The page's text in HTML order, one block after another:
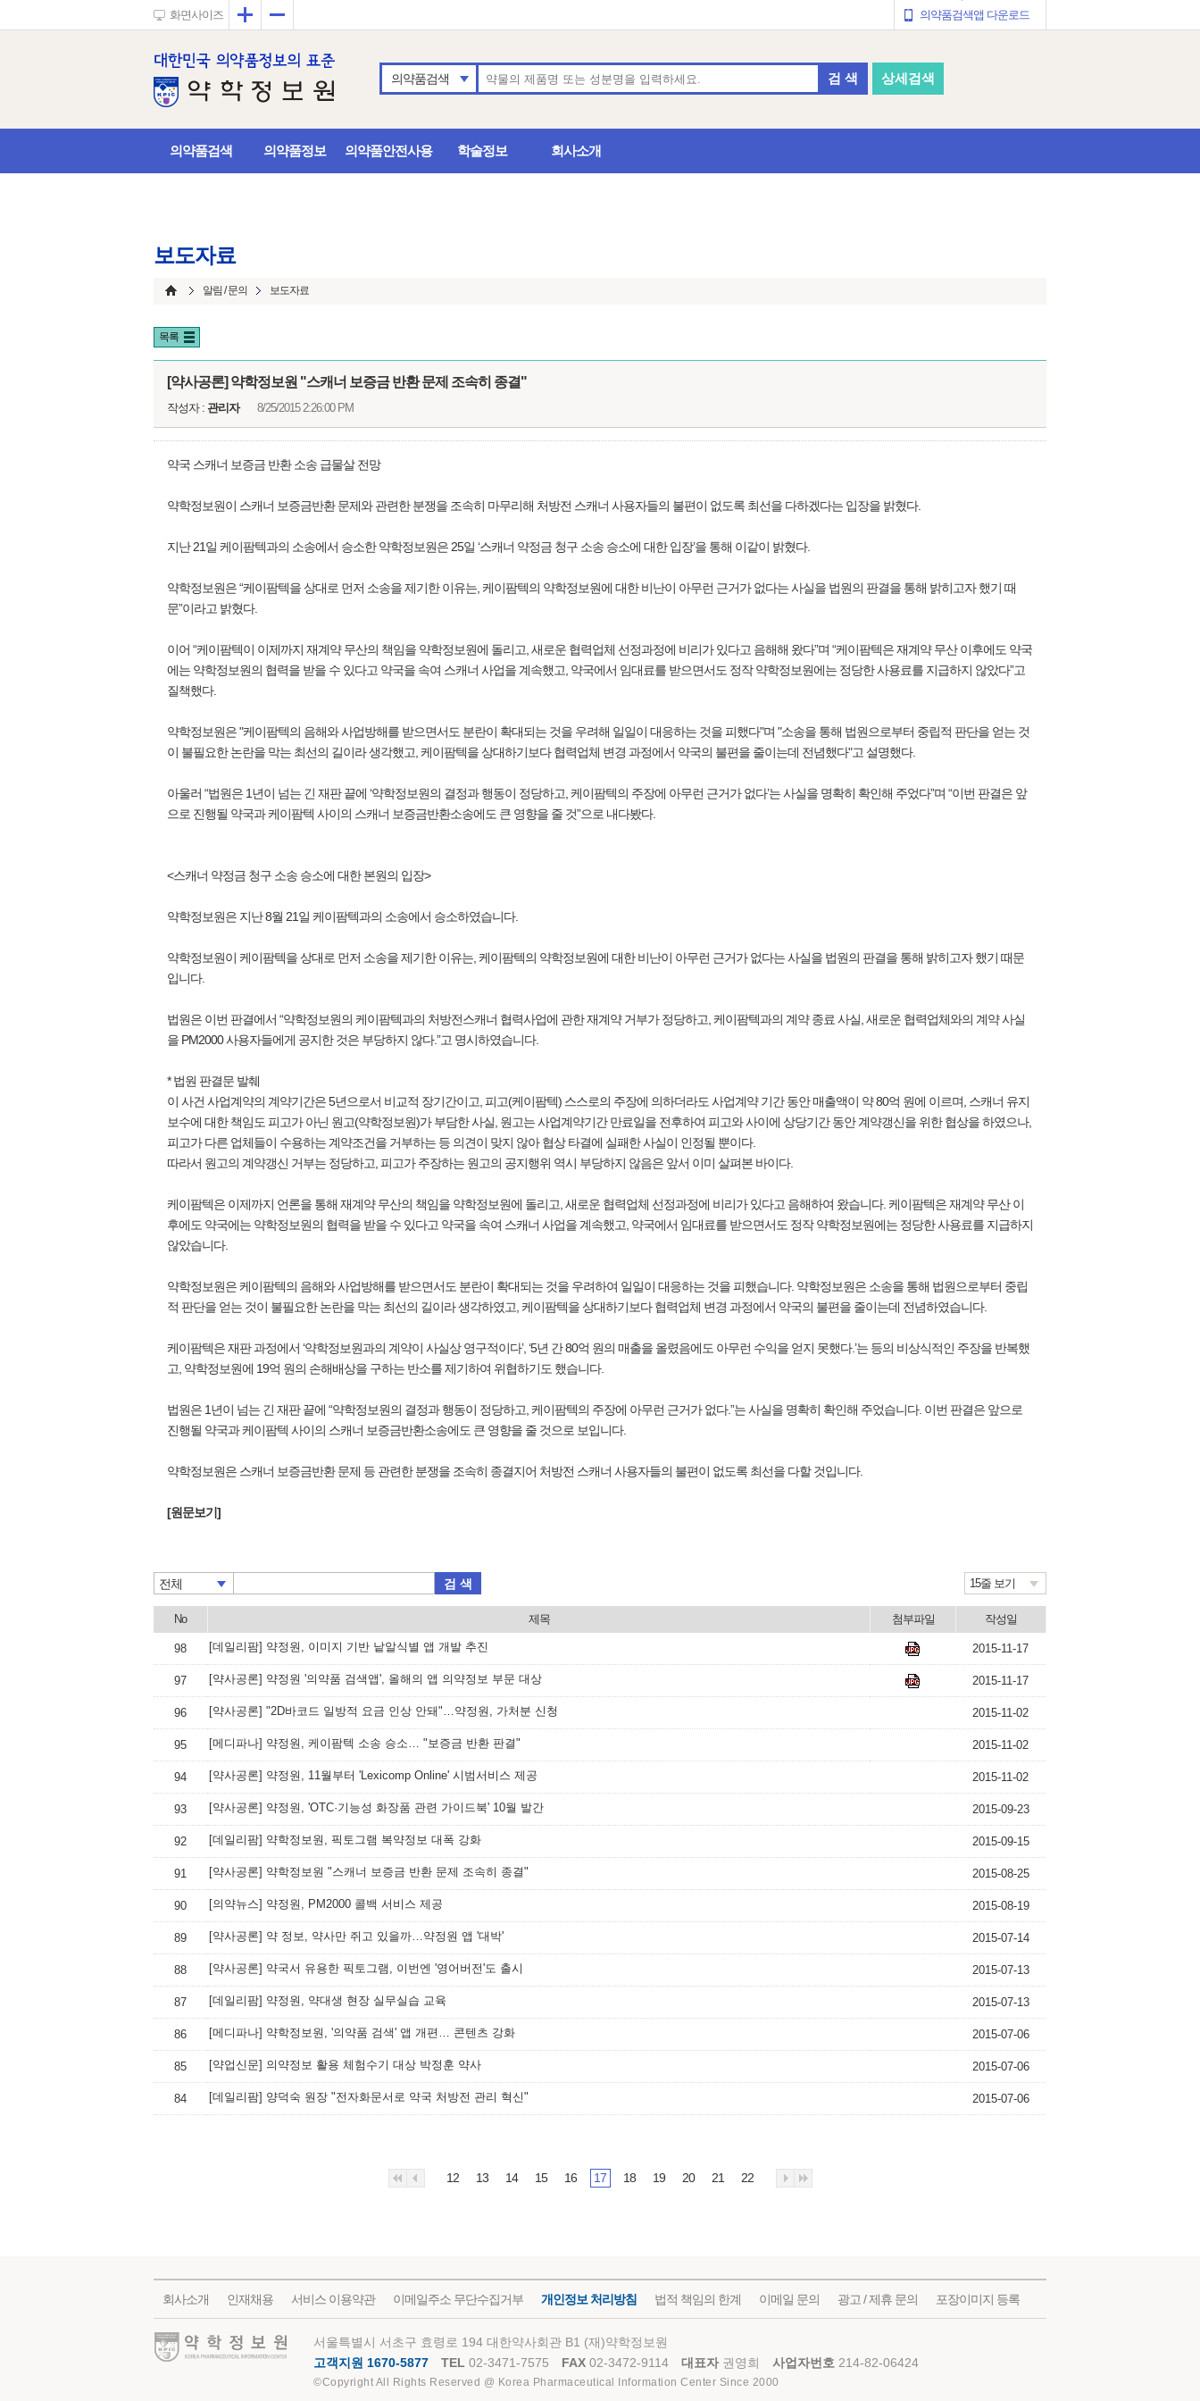
화면사이즈 확대 의약품검색앱 다운로드
의약품검색 검 색 상세검색
의약품검색 의약품정보 의약품안전사용 학술정보 회사소개
보도자료
알림 / 문의 보도자료
목록
[약사공론] 약학정보원 "스캐너 보증금 반환 문제 조속히 종결"
작성자 : 관리자 8/25/2015 2:26:00 PM
약국 스캐너 보증금 반환 소송 급물살 전망
약학정보원이 스캐너 보증금반환 문제와 관련한 분쟁을 조속히 마무리해 처방전 스캐너 사용자들의 불편이 없도록 최선을 다하겠다는 입장을 밝혔다.
지난 21일 케이팜텍과의 소송에서 승소한 약학정보원은 25일 ‘스캐너 약정금 청구 소송 승소에 대한 입장’을 통해 이같이 밝혔다.
약학정보원은 “케이팜텍을 상대로 먼저 소송을 제기한 이유는, 케이팜텍의 약학정보원에 대한 비난이 아무런 근거가 없다는 사실을 법원의 판결을 통해 밝히고자 했기 때
문”이라고 밝혔다.
이어 “케이팜텍이 이제까지 재계약 무산의 책임을 약학정보원에 돌리고, 새로운 협력업체 선정과정에 비리가 있다고 음해해 왔다”며 “케이팜텍은 재계약 무산 이후에도 약국
에는 약학정보원의 협력을 받을 수 있다고 약국을 속여 스캐너 사업을 계속했고, 약국에서 임대료를 받으면서도 정작 약학정보원에는 정당한 사용료를 지급하지 않았다”고
질책했다.
약학정보원은 "케이팜텍의 음해와 사업방해를 받으면서도 분란이 확대되는 것을 우려해 일일이 대응하는 것을 피했다"며 "소송을 통해 법원으로부터 중립적 판단을 얻는 것
이 불필요한 논란을 막는 최선의 길이라 생각했고, 케이팜텍을 상대하기보다 협력업체 변경 과정에서 약국의 불편을 줄이는데 전념했다"고 설명했다.
아울러 “법원은 1년이 넘는 긴 재판 끝에 ‘약학정보원의 결정과 행동이 정당하고, 케이팜텍의 주장에 아무런 근거가 없다’는 사실을 명확히 확인해 주었다”며 “이번 판결은 앞
으로 진행될 약국과 케이팜텍 사이의 스캐너 보증금반환소송에도 큰 영향을 줄 것”으로 내다봤다.
<스캐너 약정금 청구 소송 승소에 대한 본원의 입장>
약학정보원은 지난 8월 21일 케이팜텍과의 소송에서 승소하였습니다.
약학정보원이 케이팜텍을 상대로 먼저 소송을 제기한 이유는, 케이팜텍의 약학정보원에 대한 비난이 아무런 근거가 없다는 사실을 법원의 판결을 통해 밝히고자 했기 때문
입니다.
법원은 이번 판결에서 “약학정보원의 케이팜텍과의 처방전스캐너 협력사업에 관한 재계약 거부가 정당하고, 케이팜텍과의 계약 종료 사실, 새로운 협력업체와의 계약 사실
을 PM2000 사용자들에게 공지한 것은 부당하지 않다.”고 명시하였습니다.
* 법원 판결문 발췌
이 사건 사업계약의 계약기간은 5년으로서 비교적 장기간이고, 피고(케이팜텍) 스스로의 주장에 의하더라도 사업계약 기간 동안 매출액이 약 80억 원에 이르며, 스캐너 유지
보수에 대한 책임도 피고가 아닌 원고(약학정보원)가 부담한 사실, 원고는 사업계약기간 만료일을 전후하여 피고와 사이에 상당기간 동안 계약갱신을 위한 협상을 하였으나,
피고가 다른 업체들이 수용하는 계약조건을 거부하는 등 의견이 맞지 않아 협상 타결에 실패한 사실이 인정될 뿐이다.
따라서 원고의 계약갱신 거부는 정당하고, 피고가 주장하는 원고의 공지행위 역시 부당하지 않음은 앞서 이미 살펴본 바이다.
케이팜텍은 이제까지 언론을 통해 재계약 무산의 책임을 약학정보원에 돌리고, 새로운 협력업체 선정과정에 비리가 있다고 음해하여 왔습니다. 케이팜텍은 재계약 무산 이
후에도 약국에는 약학정보원의 협력을 받을 수 있다고 약국을 속여 스캐너 사업을 계속했고, 약국에서 임대료를 받으면서도 정작 약학정보원에는 정당한 사용료를 지급하지
않았습니다.
약학정보원은 케이팜텍의 음해와 사업방해를 받으면서도 분란이 확대되는 것을 우려하여 일일이 대응하는 것을 피했습니다. 약학정보원은 소송을 통해 법원으로부터 중립
적 판단을 얻는 것이 불필요한 논란을 막는 최선의 길이라 생각하였고, 케이팜텍을 상대하기보다 협력업체 변경 과정에서 약국의 불편을 줄이는데 전념하였습니다.
케이팜텍은 재판 과정에서 ‘약학정보원과의 계약이 사실상 영구적이다’, ‘5년 간 80억 원의 매출을 올렸음에도 아무런 수익을 얻지 못했다.’는 등의 비상식적인 주장을 반복했
고, 약학정보원에 19억 원의 손해배상을 구하는 반소를 제기하여 위협하기도 했습니다.
법원은 1년이 넘는 긴 재판 끝에 “약학정보원의 결정과 행동이 정당하고, 케이팜텍의 주장에 아무런 근거가 없다.”는 사실을 명확히 확인해 주었습니다. 이번 판결은 앞으로
진행될 약국과 케이팜텍 사이의 스캐너 보증금반환소송에도 큰 영향을 줄 것으로 보입니다.
약학정보원은 스캐너 보증금반환 문제 등 관련한 분쟁을 조속히 종결지어 처방전 스캐너 사용자들의 불편이 없도록 최선을 다할 것입니다.
[원문보기]
전체 검 색 15줄 보기
No 제목 첨부파일 작성일
98 [데일리팜] 약정원, 이미지 기반 낱알식별 앱 개발 추진 2015-11-17
97 [약사공론] 약정원 '의약품 검색앱', 올해의 앱 의약정보 부문 대상 2015-11-17
96 [약사공론] "2D바코드 일방적 요금 인상 안돼"…약정원, 가처분 신청 2015-11-02
95 [메디파나] 약정원, 케이팜텍 소송 승소… "보증금 반환 판결" 2015-11-02
94 [약사공론] 약정원, 11월부터 'Lexicomp Online' 시범서비스 제공 2015-11-02
93 [약사공론] 약정원, 'OTC·기능성 화장품 관련 가이드북' 10월 발간 2015-09-23
92 [데일리팜] 약학정보원, 픽토그램 복약정보 대폭 강화 2015-09-15
91 [약사공론] 약학정보원 "스캐너 보증금 반환 문제 조속히 종결" 2015-08-25
90 [의약뉴스] 약정원, PM2000 콜백 서비스 제공 2015-08-19
89 [약사공론] 약 정보, 약사만 쥐고 있을까…약정원 앱 '대박' 2015-07-14
88 [약사공론] 약국서 유용한 픽토그램, 이번엔 '영어버전'도 출시 2015-07-13
87 [데일리팜] 약정원, 약대생 현장 실무실습 교육 2015-07-13
86 [메디파나] 약학정보원, '의약품 검색' 앱 개편… 콘텐츠 강화 2015-07-06
85 [약업신문] 의약정보 활용 체험수기 대상 박정훈 약사 2015-07-06
84 [데일리팜] 양덕숙 원장 "전자화문서로 약국 처방전 관리 혁신" 2015-07-06
12 13 14 15 16 17 18 19 20 21 22
회사소개 인재채용 서비스 이용약관 이메일주소 무단수집거부 개인정보 처리방침 법적 책임의 한계 이메일 문의 광고 / 제휴 문의 포장이미지 등록
약학정보원
서울특별시 서초구 효령로 194 대한약사회관 B1 (재)약학정보원
고객지원 1670-5877
TEL 02-3471-7575 FAX 02-3472-9114 대표자 권영희 사업자번호 214-82-06424
©Copyright All Rights Reserved @ Korea Pharmaceutical Information Center Since 2000